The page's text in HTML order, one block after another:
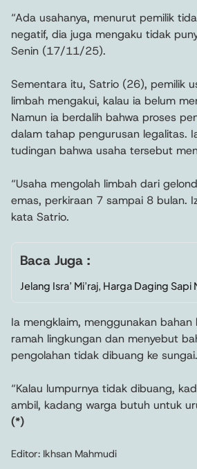
“Ada usahanya, menurut pemilik
negatif, dia juga mengaku tidak
Senin (17/11/25).
Sementara itu, Satrio (26), pemilik
limbah mengakui, kalau ia belum
Namun ia berdalih bahwa proses
dalam tahap pengurusan legalitas.
tudingan bahwa usaha tersebut
“Usaha mengolah limbah dari
emas, perkiraan 7 sampai 8 bulan.
kata Satrio.
Baca Juga :
Jelang Isra’ Mi’raj, Harga Daging
Ia mengklaim, menggunakan bahan
ramah lingkungan dan menyebut
pengolahan tidak dibuang ke sungai.
“Kalau lumpurnya tidak dibuang,
ambil, kadang warga butuh untuk
(*)
Editor: Ikhsan Mahmudi